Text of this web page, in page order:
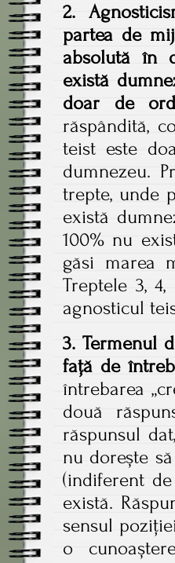
2.
partea de
absolută în
există
doar de
răspândită,
teist este
dumnezeu.
trepte, unde
există
100% nu
găsi marea
Treptele 3,
agnosticul
3. Termenul
față de
întrebarea
două
răspunsul
nu dorește
(indiferent
există.
sensul
o